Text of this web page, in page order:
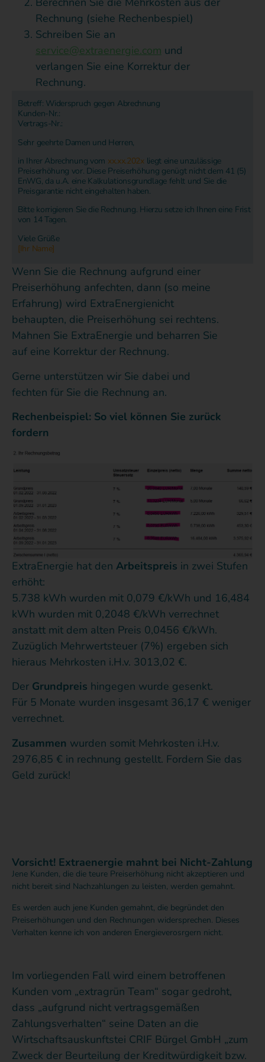
Rechnung (siehe Rechenbespiel)
Schreiben Sie an
service@extraenergie.com und
verlangen Sie eine Korrektur der
Rechnung.
Betreff: Widerspruch gegen Abrechnung
Kunden-Nr.:
Vertrags-Nr.:
Sehr geehrte Damen und Herren,
in Ihrer Abrechnung vom xx.xx.202x liegt eine unzulässige
Preiserhöhung vor. Diese Preiserhöhung genügt nicht dem 41 (5)
EnWG, da u.A. eine Kalkulationsgrundlage fehlt und Sie die
Preisgarantie nicht eingehalten haben.
Bitte korrigieren Sie die Rechnung. Hierzu setze ich Ihnen eine Frist
von 14 Tagen.
Viele Grüße
[Ihr Name]
Wenn Sie die Rechnung aufgrund einer
Preiserhöhung anfechten, dann (so meine
Erfahrung) wird ExtraEnergienicht
behaupten, die Preiserhöhung sei rechtens.
Mahnen Sie ExtraEnergie und beharren Sie
auf eine Korrektur der Rechnung.
Gerne unterstützen wir Sie dabei und
fechten für Sie die Rechnung an.
Rechenbeispiel: So viel können Sie zurück
fordern
ExtraEnergie hat den Arbeitspreis in zwei Stufen
erhöht:
5.738 kWh wurden mit 0,079 €/kWh und 16,484
kWh wurden mit 0,2048 €/kWh verrechnet
anstatt mit dem alten Preis 0,0456 €/kWh.
Zuzüglich Mehrwertsteuer (7%) ergeben sich
hieraus Mehrkosten i.H.v. 3013,02 €.
Der Grundpreis hingegen wurde gesenkt.
Für 5 Monate wurden insgesamt 36,17 € weniger
verrechnet.
Zusammen wurden somit Mehrkosten i.H.v.
2976,85 € in rechnung gestellt. Fordern Sie das
Geld zurück!
Vorsicht! Extraenergie mahnt bei Nicht-Zahlung
Jene Kunden, die die teure Preiserhöhung nicht akzeptieren und
nicht bereit sind Nachzahlungen zu leisten, werden gemahnt.
Es werden auch jene Kunden gemahnt, die begründet den
Preiserhöhungen und den Rechnungen widersprechen. Dieses
Verhalten kenne ich von anderen Energieverosrgern nicht.
Im vorliegenden Fall wird einem betroffenen
Kunden vom „extragrün Team“ sogar gedroht,
dass „aufgrund nicht vertragsgemäßen
Zahlungsverhalten“ seine Daten an die
Wirtschaftsauskunftstei CRIF Bürgel GmbH „zum
Zweck der Beurteilung der Kreditwürdigkeit bzw.